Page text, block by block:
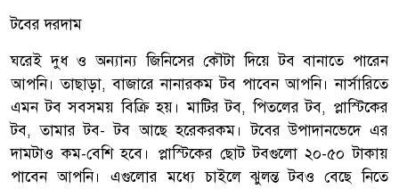
টবের দরদাম
ঘরেই দুধ ও অন্যান্য জিনিসের কৌটা দিয়ে টব বানাতে পারেন
আপনি। তাছাড়া, বাজারে নানারকম টব পাবেন আপনি। নার্সারিতে
এমন টব সবসময় বিক্রি হয়। মাটির টব, পিতলের টব, প্লাস্টিকের
টব, তামার টব- টব আছে হরেকরকম। টবের উপাদানভেদে এর
দামটাও কম-বেশি হবে। প্লাস্টিকের ছোট টবগুলো ২০-৫০ টাকায়
পাবেন আপনি। এগুলোর মধ্যে চাইলে ঝুলন্ত টবও বেছে নিতে